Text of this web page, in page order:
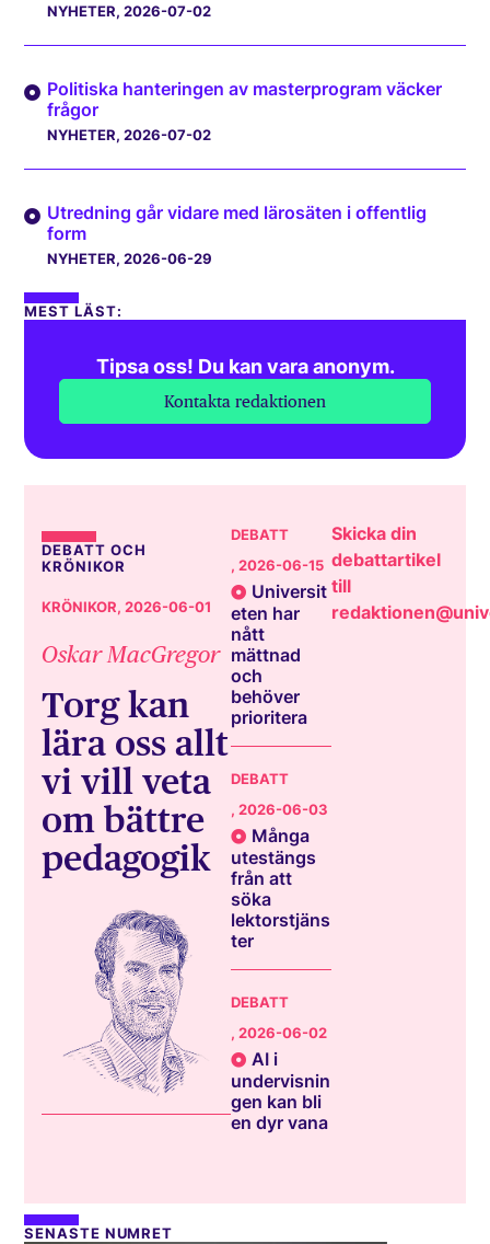
NYHETER, 2026-07-02
Politiska hanteringen av masterprogram väcker
frågor
NYHETER, 2026-07-02
Utredning går vidare med lärosäten i offentlig
form
NYHETER, 2026-06-29
MEST LÄST:
Tipsa oss! Du kan vara anonym.
Kontakta redaktionen
DEBATT OCH
KRÖNIKOR
KRÖNIKOR, 2026-06-01
Oskar MacGregor
Torg kan
lära oss allt
vi vill veta
om bättre
pedagogik
DEBATT
, 2026-06-15
Universit
eten har
nått
mättnad
och
behöver
prioritera
DEBATT
, 2026-06-03
Många
utestängs
från att
söka
lektorstjäns
ter
DEBATT
, 2026-06-02
AI i
undervisnin
gen kan bli
en dyr vana
Skicka din
debattartikel
till
SENASTE NUMRET